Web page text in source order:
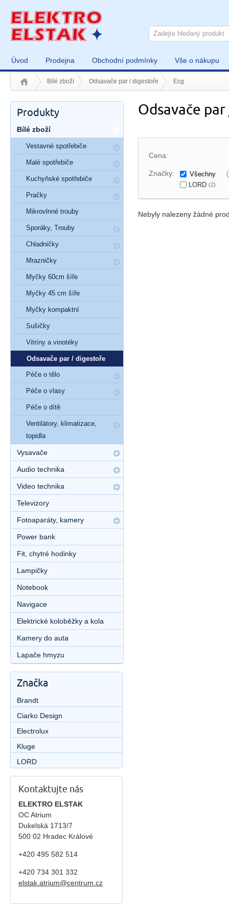
Úvod Prodejna Obchodní podmínky Vše o nákupu
Bílé zboží Odsavače par / digestoře Ecg
Odsavače
Cena:
Značky:
Všechny
LORD (2)
Nebyly nalezeny žádné
Produkty
Bílé zboží
Vestavné spotřebiče
Malé spotřebiče
Kuchyňské spotřebiče
Pračky
Mikrovlnné trouby
Sporáky, Trouby
Chladničky
Mrazničky
Myčky 60cm šíře
Myčky 45 cm šíře
Myčky kompaktní
Sušičky
Vitríny a vinotéky
Odsavače par / digestoře
Péče o tělo
Péče o vlasy
Péče o dítě
Ventilátory, klimatizace,
topidla
Vysavače
Audio technika
Video technika
Televizory
Fotoaparáty, kamery
Power bank
Fit, chytré hodinky
Lampičky
Notebook
Navigace
Elektrické koloběžky a kola
Kamery do auta
Lapače hmyzu
Značka
Brandt
Ciarko Design
Electrolux
Kluge
LORD
Kontaktujte nás
ELEKTRO ELSTAK
OC Atrium
Dukelská 1713/7
500 02 Hradec Králové
+420 495 582 514
+420 734 301 332
elstak.atrium@centrum.cz